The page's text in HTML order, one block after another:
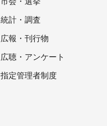
統計・調査
広報・刊行物
広聴・アンケート
指定管理者制度